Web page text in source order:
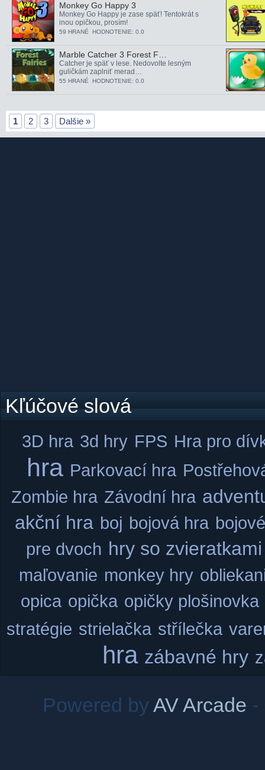
Monkey Go Happy 3
Monkey Go Happy je zase späť! Tentokrát s
inou opičkou, prosím!
59 HRANÉ HODNOTENIE: 0.0
Marble Catcher 3 Forest F…
Catcher je späť v lese. Nedovolte lesným
guličkám zaplniť merad…
55 HRANÉ HODNOTENIE: 0.0
1 2 3 Dalšie »
Kľúčové slová
3D hra 3d hry FPS Hra pro
hra Parkovací hra
Zombie hra Závodní hra
akční hra boj bojová hra
pre dvoch hry so zvieratkami
maľovanie monkey hry
opica opička opičky plošinovka
stratégie strielačka střílečka
hra zábavné hry
Powered byAV Arcade -